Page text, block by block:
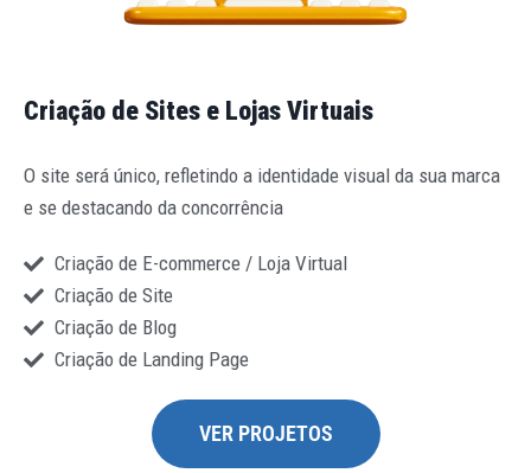
Criação de Sites e Lojas Virtuais
O site será único, refletindo a identidade visual da sua marca
e se destacando da concorrência
Criação de E-commerce / Loja Virtual
Criação de Site
Criação de Blog
Criação de Landing Page
VER PROJETOS